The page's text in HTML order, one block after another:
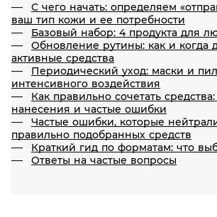
С чего начать: определяем
ваш тип кожи и ее потребности
Базовый набор: 4 продукта для
Обновление рутины: как и когда
активные средства
Периодический уход: маски и
интенсивного воздействия
Как правильно сочетать
нанесения и частые ошибки
Частые ошибки, которые
правильно подобранных средств
Краткий гид по форматам: что
Ответы на частые вопросы